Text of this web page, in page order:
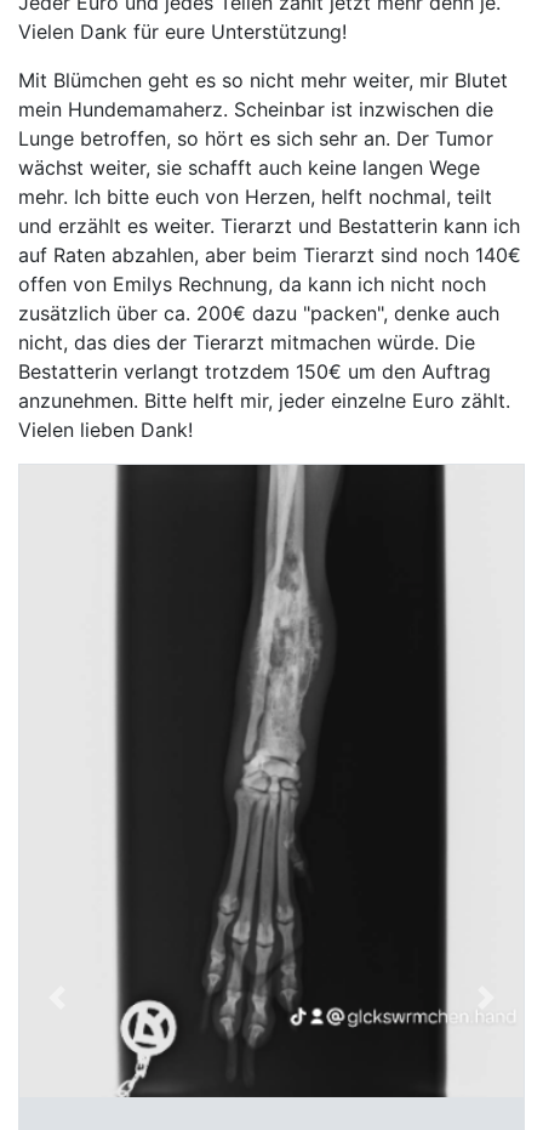
Previous Next
Vielen Dank für eure Unterstützung!
Mit Blümchen geht es so nicht mehr weiter, mir Blutet
mein Hundemamaherz. Scheinbar ist inzwischen die
Lunge betroffen, so hört es sich sehr an. Der Tumor
wächst weiter, sie schafft auch keine langen Wege
mehr. Ich bitte euch von Herzen, helft nochmal, teilt
und erzählt es weiter. Tierarzt und Bestatterin kann ich
auf Raten abzahlen, aber beim Tierarzt sind noch 140€
offen von Emilys Rechnung, da kann ich nicht noch
zusätzlich über ca. 200€ dazu "packen", denke auch
nicht, das dies der Tierarzt mitmachen würde. Die
Bestatterin verlangt trotzdem 150€ um den Auftrag
anzunehmen. Bitte helft mir, jeder einzelne Euro zählt.
Vielen lieben Dank!